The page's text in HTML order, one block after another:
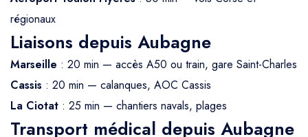
régionaux
Liaisons depuis Aubagne
Marseille : 20 min — accès A50 ou train, gare Saint-Charles
Cassis : 20 min — calanques, AOC Cassis
La Ciotat : 25 min — chantiers navals, plages
Transport médical depuis Aubagne